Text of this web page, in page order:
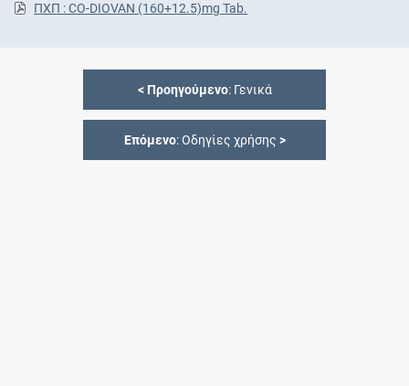
ΠΧΠ : CO-DIOVAN (160+12.5)mg Tab.
< Προηγούμενο: Γενικά
Επόμενο: Οδηγίες χρήσης >